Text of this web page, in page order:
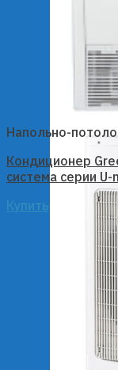
Напольно-
Кондиционер
система серии
Купить